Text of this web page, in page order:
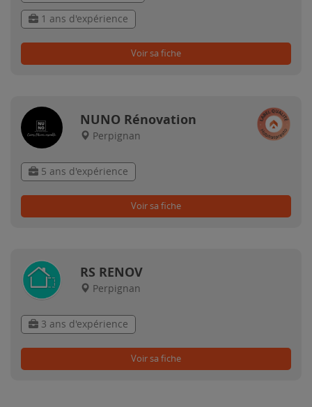
1 ans d'expérience
Voir sa fiche
NUNO Rénovation
Perpignan
5 ans d'expérience
Voir sa fiche
RS RENOV
Perpignan
3 ans d'expérience
Voir sa fiche